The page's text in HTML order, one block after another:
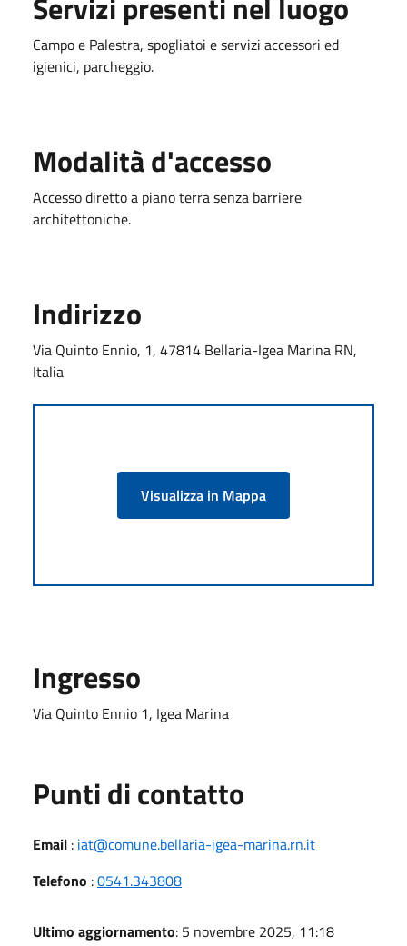
Campo e Palestra, spogliatoi e servizi accessori ed
igienici, parcheggio.
Modalità d'accesso
Accesso diretto a piano terra senza barriere
architettoniche.
Indirizzo
Via Quinto Ennio, 1, 47814 Bellaria-Igea Marina RN,
Italia
Visualizza in Mappa
Ingresso
Via Quinto Ennio 1, Igea Marina
Punti di contatto
Email : iat@comune.bellaria-igea-marina.rn.it
Telefono :0541.343808
Ultimo aggiornamento: 5 novembre 2025, 11:18